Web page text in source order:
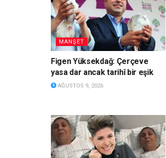
MANŞET
Figen Yüksekdağ: Çerçeve
yasa dar ancak tarihî bir eşik
AĞUSTOS 9, 2026